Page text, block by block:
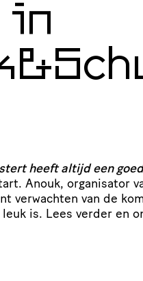
in
heeft altijd een
Anouk, organisator
verwachten van de
leuk is. Lees verder en